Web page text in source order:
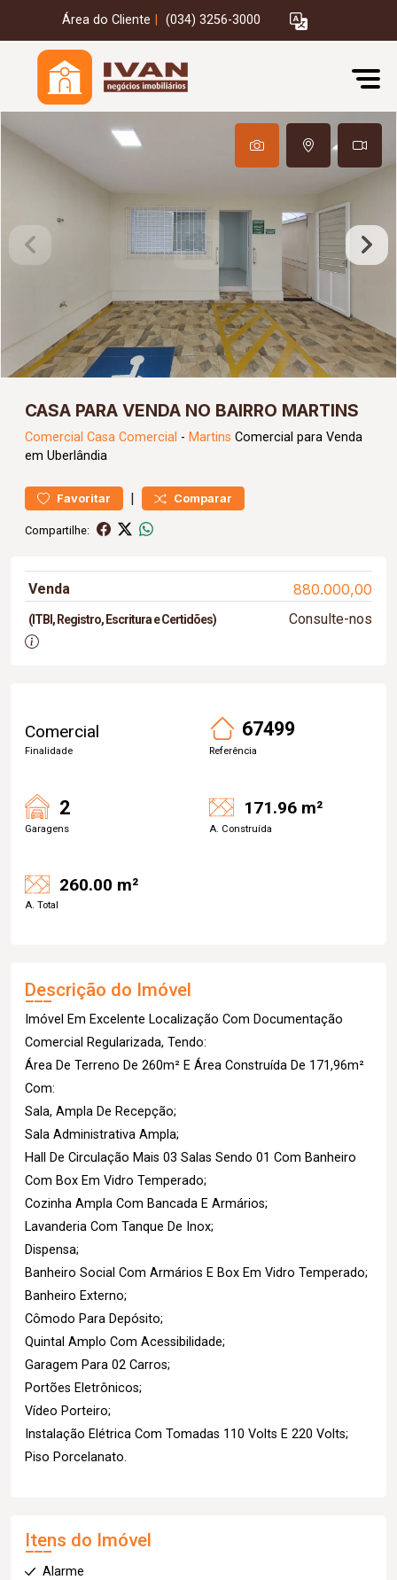
Área do Cliente (034) 3256-3000
CASA PARA VENDA NO BAIRRO MARTINS
Comercial Casa Comercial - Martins Comercial para Venda
em Uberlândia
Favoritar | Comparar
Compartilhe:
Venda 880.000,00
(ITBI, Registro, Escritura e Certidões) Consulte-nos
Comercial
Finalidade
67499
Referência
2
Garagens
171.96 m²
A. Construída
260.00 m²
A. Total
Descrição do Imóvel
Imóvel Em Excelente Localização Com Documentação
Comercial Regularizada, Tendo:
Área De Terreno De 260m² E Área Construída De 171,96m²
Com:
Sala, Ampla De Recepção;
Sala Administrativa Ampla;
Hall De Circulação Mais 03 Salas Sendo 01 Com Banheiro
Com Box Em Vidro Temperado;
Cozinha Ampla Com Bancada E Armários;
Lavanderia Com Tanque De Inox;
Dispensa;
Banheiro Social Com Armários E Box Em Vidro Temperado;
Banheiro Externo;
Cômodo Para Depósito;
Quintal Amplo Com Acessibilidade;
Garagem Para 02 Carros;
Portões Eletrônicos;
Vídeo Porteiro;
Instalação Elétrica Com Tomadas 110 Volts E 220 Volts;
Piso Porcelanato.
Itens do Imóvel
Alarme